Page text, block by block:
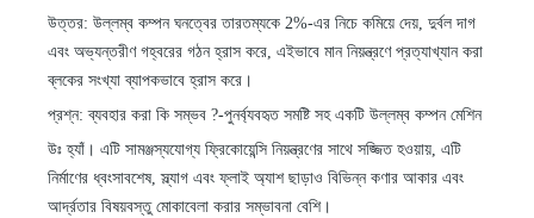
উত্তর: উল্লম্ব কম্পন ঘনত্বের তারতম্যকে 2%-এর নিচে কমিয়ে দেয়, দুর্বল দাগ
এবং অভ্যন্তরীণ গহ্বরের গঠন হ্রাস করে, এইভাবে মান নিয়ন্ত্রণে প্রত্যাখ্যান করা
ব্লকের সংখ্যা ব্যাপকভাবে হ্রাস করে।
প্রশ্ন: ব্যবহার করা কি সম্ভব ?-পুনর্ব্যবহৃত সমষ্টি সহ একটি উল্লম্ব কম্পন মেশিন
উঃ হ্যাঁ। এটি সামঞ্জস্যযোগ্য ফ্রিকোয়েন্সি নিয়ন্ত্রণের সাথে সজ্জিত হওয়ায়, এটি
নির্মাণের ধ্বংসাবশেষ, স্ল্যাগ এবং ফ্লাই অ্যাশ ছাড়াও বিভিন্ন কণার আকার এবং
আর্দ্রতার বিষয়বস্তু মোকাবেলা করার সম্ভাবনা বেশি।